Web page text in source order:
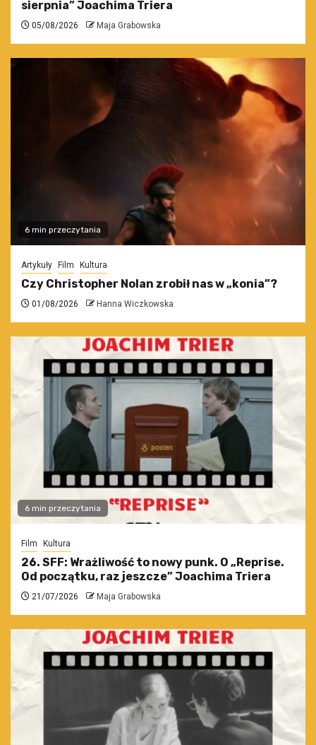
sierpnia” Joachima Triera
05/08/2026 Maja Grabowska
6 min przeczytania
Artykuły Film Kultura
Czy Christopher Nolan zrobił nas w „konia”?
01/08/2026 Hanna Wiczkowska
6 min przeczytania
Film Kultura
26. SFF: Wrażliwość to nowy punk. O „Reprise.
Od początku, raz jeszcze” Joachima Triera
21/07/2026 Maja Grabowska